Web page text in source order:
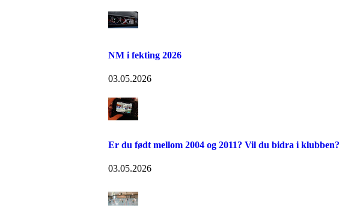
NM i fekting 2026
03.05.2026
Er du født mellom 2004 og 2011? Vil du bidra i klubben?
03.05.2026